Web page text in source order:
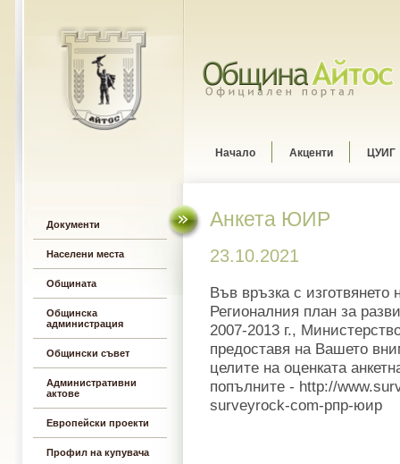
Документи
Населени места
Общината
Общинска
администрация
Общински съвет
Административни
актове
Европейски проекти
Профил на купувача
Начало Акценти ЦУИГ
Анкета ЮИР
23.10.2021
Във връзка с
Регионалния план за
2007-2013 г.,
предоставя на Вашето
целите на оценката
попълните - http://
surveyrock-com-рпр-юир